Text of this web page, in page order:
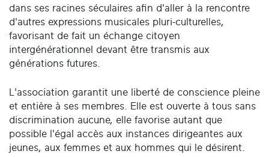
dans ses racines séculaires afin d'aller à la rencontre
d'autres expressions musicales pluri-culturelles,
favorisant de fait un échange citoyen
intergénérationnel devant être transmis aux
générations futures.
L'association garantit une liberté de conscience pleine
et entière à ses membres. Elle est ouverte à tous sans
discrimination aucune, elle favorise autant que
possible l'égal accès aux instances dirigeantes aux
jeunes, aux femmes et aux hommes qui le désirent.